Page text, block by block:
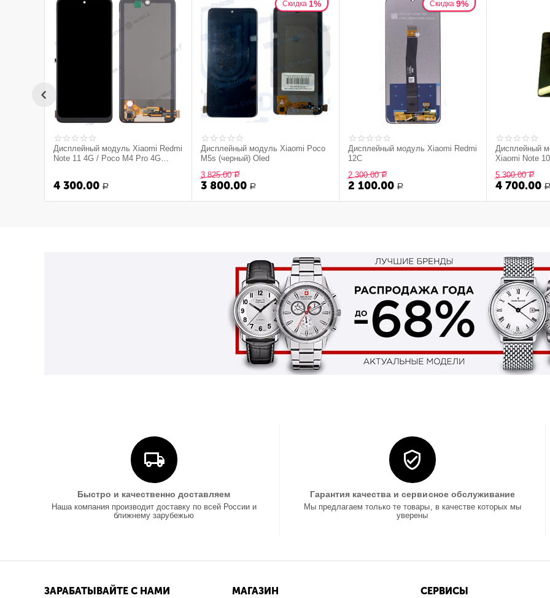
Дисплейный модуль Xiaomi Redmi
Note 11 4G / Poco M4 Pro 4G
4 300.00 Р
Скидка 1%
Дисплейный модуль Xiaomi Poco
M5s (черный) Oled
3 825.00 Р
3 800.00 Р
Скидка 9%
Дисплейный модуль Xiaomi Redmi
12C
2 300.00 Р
2 100.00 Р
Дисплейный
Xiaomi Note
5 300.00 Р
4 700.00 Р
Быстро и качественно доставляем
Наша компания производит доставку по всей России и
ближнему зарубежью
Гарантия качества и сервисное обслуживание
Мы предлагаем только те товары, в качестве которых мы
уверены
ЗАРАБАТЫВАЙТЕ С НАМИ МАГАЗИН СЕРВИСЫ